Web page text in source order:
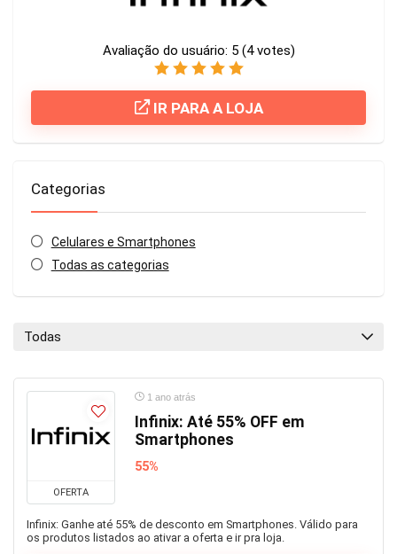
Avaliação do usuário: 5 (4votes)
IR PARA A LOJA
Categorias
Celulares e Smartphones
Todas as categorias
Todas
OFERTA
1 ano atrás
Infinix: Até 55% OFF em
Smartphones
55%
Infinix: Ganhe até 55% de desconto em Smartphones. Válido para
os produtos listados ao ativar a oferta e ir pra loja.